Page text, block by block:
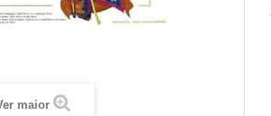
maior